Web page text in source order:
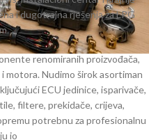
i dugotrajna rješenja za LPG
renomiranih proizvođača,
motora. Nudimo širok asortiman
ECU jedinice, isparivače,
filtere, prekidače, crijeva,
potrebnu za profesionalnu
io